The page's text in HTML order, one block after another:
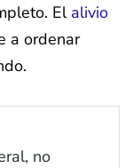
El alivio
a ordenar
no